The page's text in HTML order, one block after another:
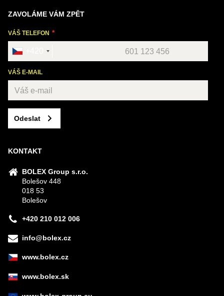
ZAVOLÁME VÁM ZPĚT
VÁŠ TELEFON
VÁŠ E-MAIL
Odeslat
KONTAKT
BOLEX Group s.r.o.
Bolešov 448
018 53
Bolešov
+420 210 012 006
info@bolex.cz
www.bolex.cz
www.bolex.sk